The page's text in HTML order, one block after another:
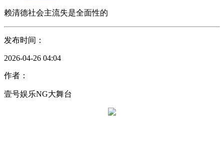
赖清德社会主流失是全面性的
发布时间：
2026-04-26 04:04
作者：
壹号娱乐NG大舞台